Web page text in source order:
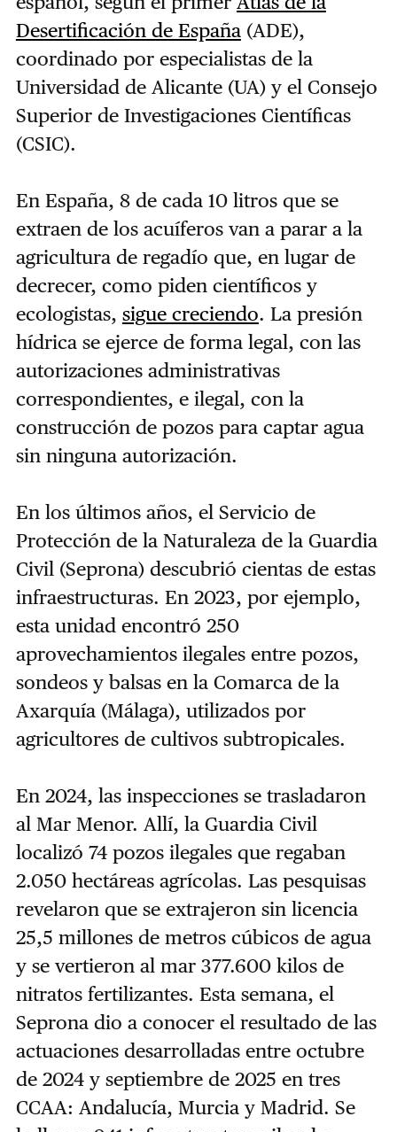
Desertificación de España(ADE),
coordinado por especialistas de la
Universidad de Alicante (UA) y el Consejo
Superior de Investigaciones Científicas
(CSIC).
En España, 8 de cada 10 litros que se
extraen de los acuíferos van a parar a la
agricultura de regadío que, en lugar de
decrecer, como piden científicos y
ecologistas, sigue creciendo. La presión
hídrica se ejerce de forma legal, con las
autorizaciones administrativas
correspondientes, e ilegal, con la
construcción de pozos para captar agua
sin ninguna autorización.
En los últimos años, el Servicio de
Protección de la Naturaleza de la Guardia
Civil (Seprona) descubrió cientas de estas
infraestructuras. En 2023, por ejemplo,
esta unidad encontró 250
aprovechamientos ilegales entre pozos,
sondeos y balsas en la Comarca de la
Axarquía (Málaga), utilizados por
agricultores de cultivos subtropicales.
En 2024, las inspecciones se trasladaron
al Mar Menor. Allí, la Guardia Civil
localizó 74 pozos ilegales que regaban
2.050 hectáreas agrícolas. Las pesquisas
revelaron que se extrajeron sin licencia
25,5 millones de metros cúbicos de agua
y se vertieron al mar 377.600 kilos de
nitratos fertilizantes. Esta semana, el
Seprona dio a conocer el resultado de las
actuaciones desarrolladas entre octubre
de 2024 y septiembre de 2025 en tres
CCAA: Andalucía, Murcia y Madrid. Se